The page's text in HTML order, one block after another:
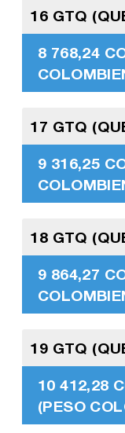
16 GTQ
8 768,24
17 GTQ
9 316,25
18 GTQ
9 864,27
19 GTQ
10 412,28
(PESO